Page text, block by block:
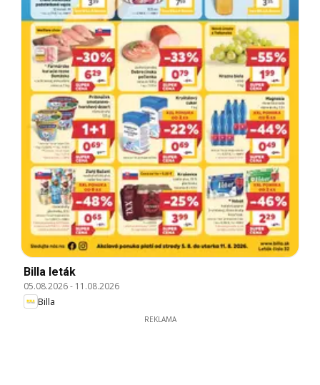
Billa leták
05.08.2026- 11.08.2026
Billa
REKLAMA